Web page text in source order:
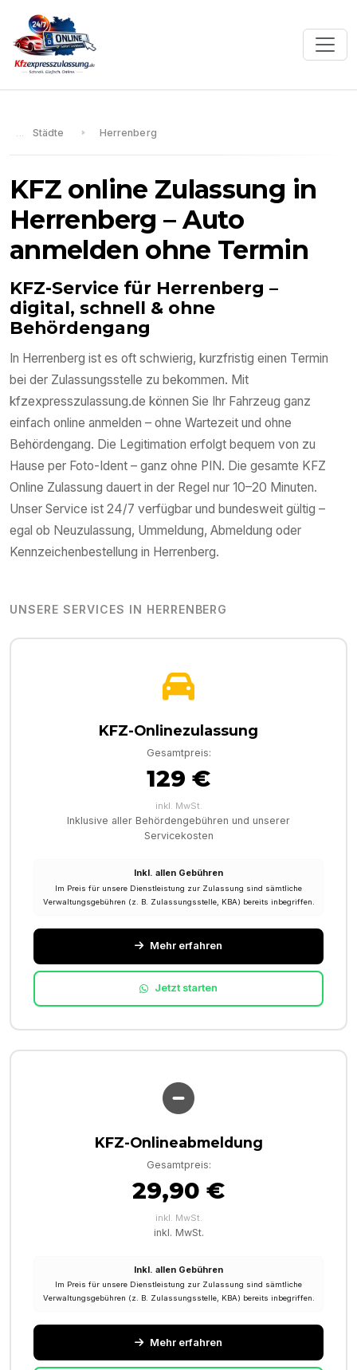
Städte Herrenberg
KFZ online Zulassung in
Herrenberg – Auto
anmelden ohne Termin
KFZ-Service für Herrenberg –
digital, schnell & ohne
Behördengang
In Herrenberg ist es oft schwierig, kurzfristig einen Termin
bei der Zulassungsstelle zu bekommen. Mit
kfzexpresszulassung.de können Sie Ihr Fahrzeug ganz
einfach online anmelden – ohne Wartezeit und ohne
Behördengang. Die Legitimation erfolgt bequem von zu
Hause per Foto-Ident – ganz ohne PIN. Die gesamte KFZ
Online Zulassung dauert in der Regel nur 10–20 Minuten.
Unser Service ist 24/7 verfügbar und bundesweit gültig –
egal ob Neuzulassung, Ummeldung, Abmeldung oder
Kennzeichenbestellung in Herrenberg.
UNSERE SERVICES IN HERRENBERG
KFZ-Onlinezulassung
Gesamtpreis:
129 €
inkl. MwSt.
Inklusive aller Behördengebühren und unserer
Servicekosten
Inkl. allen Gebühren
Im Preis für unsere Dienstleistung zur Zulassung sind sämtliche
Verwaltungsgebühren (z. B. Zulassungsstelle, KBA) bereits inbegriffen.
Mehr erfahren
Jetzt starten
KFZ-Onlineabmeldung
Gesamtpreis:
29,90 €
inkl. MwSt.
inkl. MwSt.
Inkl. allen Gebühren
Im Preis für unsere Dienstleistung zur Zulassung sind sämtliche
Verwaltungsgebühren (z. B. Zulassungsstelle, KBA) bereits inbegriffen.
Mehr erfahren